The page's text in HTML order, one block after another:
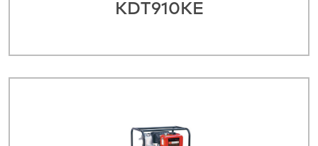
KDT910KE